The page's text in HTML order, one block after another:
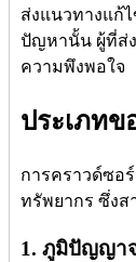
ส่งแนวทางแก้
ปัญหานั้น ผู้ที่ส่ง
ความพึงพอใจ
ประเภทข
การคราวด์ซอ
ทรัพยากร ซึ่งส
1. ภูมิปัญญา